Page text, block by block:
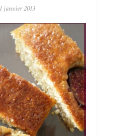
janvier 2013